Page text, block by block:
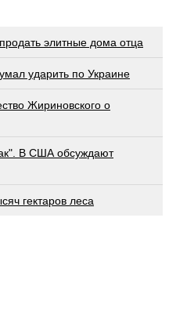
элитные дома отца
ударить по Украине
Жириновского о
В США обсуждают
гектаров леса